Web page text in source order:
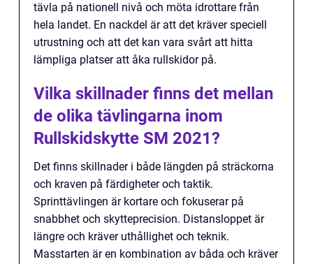
tävla på nationell nivå och möta idrottare från
hela landet. En nackdel är att det kräver speciell
utrustning och att det kan vara svårt att hitta
lämpliga platser att åka rullskidor på.
Vilka skillnader finns det mellan
de olika tävlingarna inom
Rullskidskytte SM 2021?
Det finns skillnader i både längden på sträckorna
och kraven på färdigheter och taktik.
Sprinttävlingen är kortare och fokuserar på
snabbhet och skytteprecision. Distansloppet är
längre och kräver uthållighet och teknik.
Masstarten är en kombination av båda och kräver